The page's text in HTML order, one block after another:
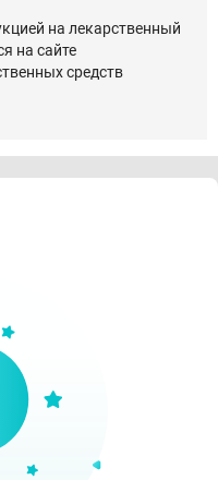
на лекарственный
на сайте
средств